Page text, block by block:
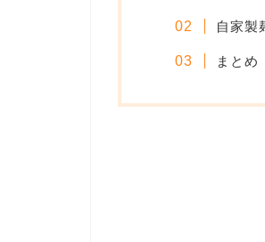
自家製
まとめ